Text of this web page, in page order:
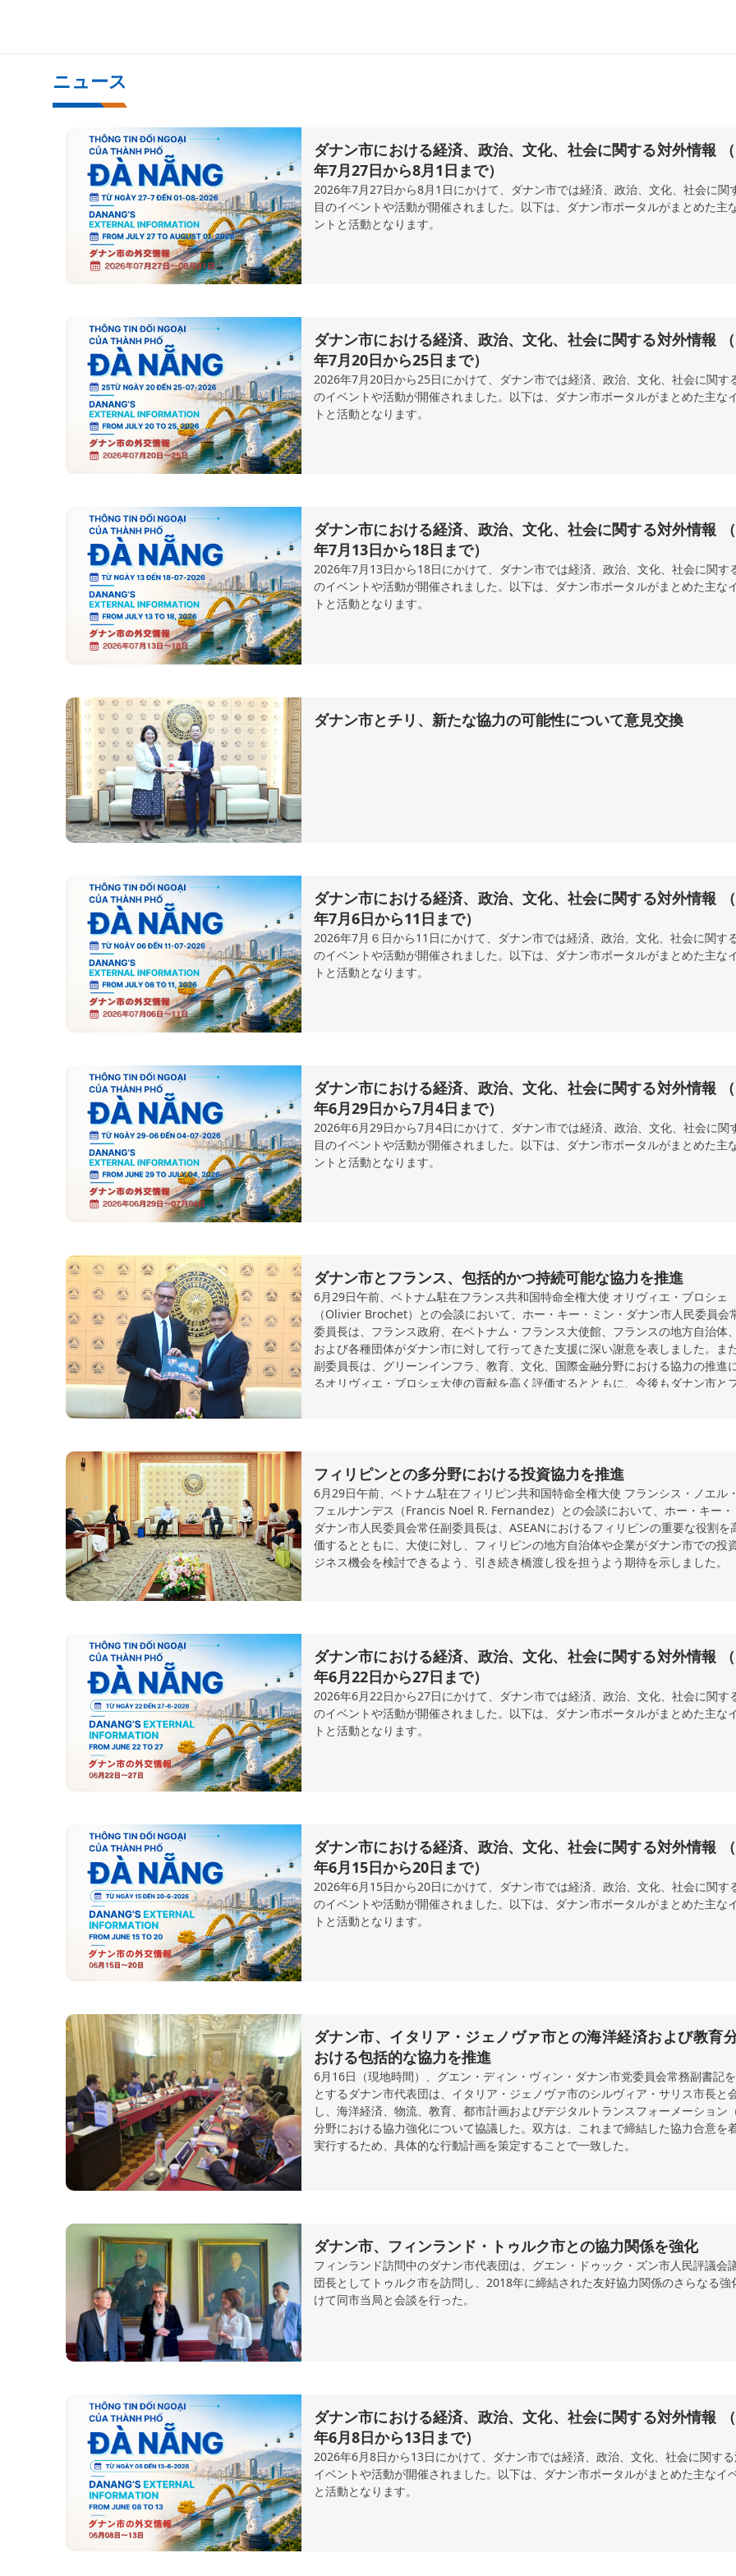
ニュース
ダナン市における経済、政治、文化、社会に関する対外情報
年7月27日から8月1日まで）
2026年7月27日から8月1日にかけて、ダナン市では経済、政治、文化、社会に関
目のイベントや活動が開催されました。以下は、ダナン市ポータルがまとめた主
ントと活動となります。
ダナン市における経済、政治、文化、社会に関する対外情報
年7月20日から25日まで）
2026年7月20日から25日にかけて、ダナン市では経済、政治、文化、社会に関す
のイベントや活動が開催されました。以下は、ダナン市ポータルがまとめた主な
トと活動となります。
ダナン市における経済、政治、文化、社会に関する対外情報 （2026
年7月13日から18日まで）
2026年7月13日から18日にかけて、ダナン市では経済、政治、文化、社会に関す
のイベントや活動が開催されました。以下は、ダナン市ポータルがまとめた主な
トと活動となります。
ダナン市とチリ、新たな協力の可能性について意見交換
ダナン市における経済、政治、文化、社会に関する対外情報 （2026
年7月6日から11日まで）
2026年7月６日から11日にかけて、ダナン市では経済、政治、文化、社会に関す
のイベントや活動が開催されました。以下は、ダナン市ポータルがまとめた主な
トと活動となります。
ダナン市における経済、政治、文化、社会に関する対外情報
年6月29日から7月4日まで）
2026年6月29日から7月4日にかけて、ダナン市では経済、政治、文化、社会に関
目のイベントや活動が開催されました。以下は、ダナン市ポータルがまとめた主
ントと活動となります。
ダナン市とフランス、包括的かつ持続可能な協力を推進
6月29日午前、ベトナム駐在フランス共和国特命全権大使 オリヴィエ・ブロシェ
（Olivier Brochet）との会談において、ホー・キー・ミン・ダナン市人民委員会
委員長は、フランス政府、在ベトナム・フランス大使館、フランスの地方自治体
および各種団体がダナン市に対して行ってきた支援に深い謝意を表しました。ま
副委員長は、グリーンインフラ、教育、文化、国際金融分野における協力の推進
るオリヴィエ・ブロシェ大使の貢献を高く評価するとともに、今後もダナン市と
フィリピンとの多分野における投資協力を推進
6月29日午前、ベトナム駐在フィリピン共和国特命全権大使 フランシス・ノエル
フェルナンデス（Francis Noel R. Fernandez）との会談において、ホー・キー・
ダナン市人民委員会常任副委員長は、ASEANにおけるフィリピンの重要な役割を
価するとともに、大使に対し、フィリピンの地方自治体や企業がダナン市での投
ジネス機会を検討できるよう、引き続き橋渡し役を担うよう期待を示しました。
ダナン市における経済、政治、文化、社会に関する対外情報
年6月22日から27日まで）
2026年6月22日から27日にかけて、ダナン市では経済、政治、文化、社会に関す
のイベントや活動が開催されました。以下は、ダナン市ポータルがまとめた主な
トと活動となります。
ダナン市における経済、政治、文化、社会に関する対外情報 （2026
年6月15日から20日まで）
2026年6月15日から20日にかけて、ダナン市では経済、政治、文化、社会に関す
のイベントや活動が開催されました。以下は、ダナン市ポータルがまとめた主な
トと活動となります。
ダナン市、イタリア・ジェノヴァ市との海洋経済および教育
おける包括的な協力を推進
6月16日（現地時間）、グエン・ディン・ヴィン・ダナン市党委員会常務副書記
とするダナン市代表団は、イタリア・ジェノヴァ市のシルヴィア・サリス市長と
し、海洋経済、物流、教育、都市計画およびデジタルトランスフォーメーション（
分野における協力強化について協議した。双方は、これまで締結した協力合意を
実行するため、具体的な行動計画を策定することで一致した。
ダナン市、フィンランド・トゥルク市との協力関係を強化
フィンランド訪問中のダナン市代表団は、グエン・ドゥック・ズン市人民評議会
団長としてトゥルク市を訪問し、2018年に締結された友好協力関係のさらなる強
けて同市当局と会談を行った。
ダナン市における経済、政治、文化、社会に関する対外情報 （2026
年6月8日から13日まで）
2026年6月8日から13日にかけて、ダナン市では経済、政治、文化、社会に関す
イベントや活動が開催されました。以下は、ダナン市ポータルがまとめた主なイ
と活動となります。